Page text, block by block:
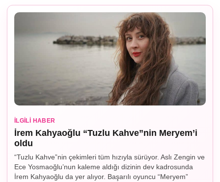
İLGILI HABER
İrem Kahyaoğlu “Tuzlu Kahve”nin Meryem’i
oldu
“Tuzlu Kahve”nin çekimleri tüm hızıyla sürüyor. Aslı Zengin ve
Ece Yosmaoğlu’nun kaleme aldığı dizinin dev kadrosunda
İrem Kahyaoğlu da yer alıyor. Başarılı oyuncu “Meryem”